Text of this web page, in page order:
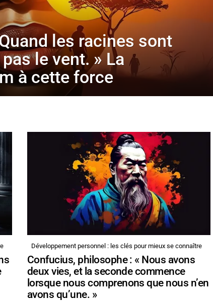
les racines sont
le vent. » La
à cette force
Développement personnel : les clés pour mieux se connaître
Confucius, philosophe : « Nous avons
deux vies, et la seconde commence
lorsque nous comprenons que nous n’en
avons qu’une. »